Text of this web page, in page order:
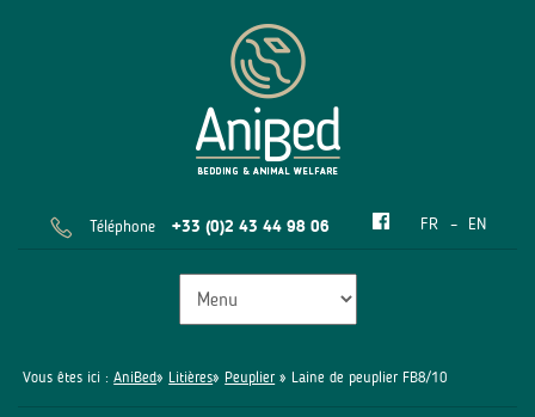
Téléphone +33 (0)2 43 44 98 06 FR EN
Vous êtes ici : AniBed» Litières» Peuplier » Laine de peuplier FB8/10